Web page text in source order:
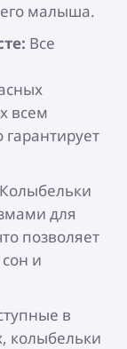
малыша.
Все
всем
гарантирует
Колыбельки
для
позволяет
и
в
колыбельки